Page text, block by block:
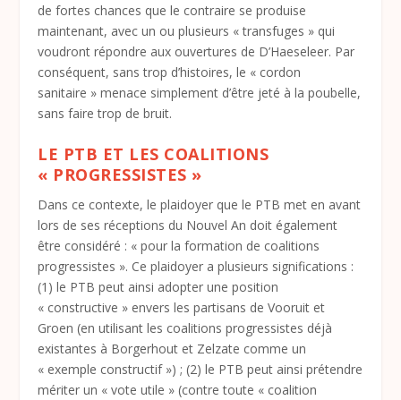
de fortes chances que le contraire se produise
maintenant, avec un ou plusieurs « transfuges » qui
voudront répondre aux ouvertures de D’Haeseleer. Par
conséquent, sans trop d’histoires, le « cordon
sanitaire » menace simplement d’être jeté à la poubelle,
sans faire trop de bruit.
LE PTB ET LES COALITIONS
« PROGRESSISTES »
Dans ce contexte, le plaidoyer que le PTB met en avant
lors de ses réceptions du Nouvel An doit également
être considéré : « pour la formation de coalitions
progressistes ». Ce plaidoyer a plusieurs significations :
(1) le PTB peut ainsi adopter une position
« constructive » envers les partisans de Vooruit et
Groen (en utilisant les coalitions progressistes déjà
existantes à Borgerhout et Zelzate comme un
« exemple constructif ») ; (2) le PTB peut ainsi prétendre
mériter un « vote utile » (contre toute « coalition